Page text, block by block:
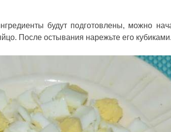
будут подготовлены, можно
После остывания нарежьте его кубиками.